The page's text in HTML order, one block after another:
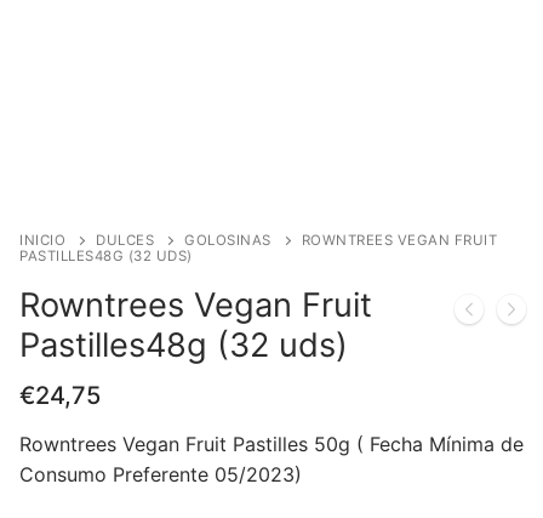
INICIO DULCES GOLOSINAS
ROWNTREES VEGAN FRUIT
PASTILLES48G (32 UDS)
Rowntrees Vegan Fruit
Pastilles48g (32 uds)
€24,75
Rowntrees Vegan Fruit Pastilles 50g ( Fecha Mínima de
Consumo Preferente 05/2023)